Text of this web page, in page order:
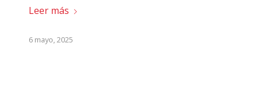
Leer más
6 mayo, 2025